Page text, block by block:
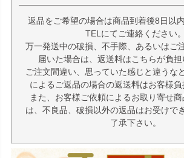
返品をご希望の場合は商品到着後8日以
TELにてご連絡ください。
万一発送中の破損、不手際、あるいはご
届いた場合は、返送料はこちらが負担
ご注文間違い、思っていた感じと違うな
によるご返品の場合の返送料はお客様負
また、お客様ご依頼によるお取り寄せ
は、不良品、破損以外の返品はお受けで
了承下さい。